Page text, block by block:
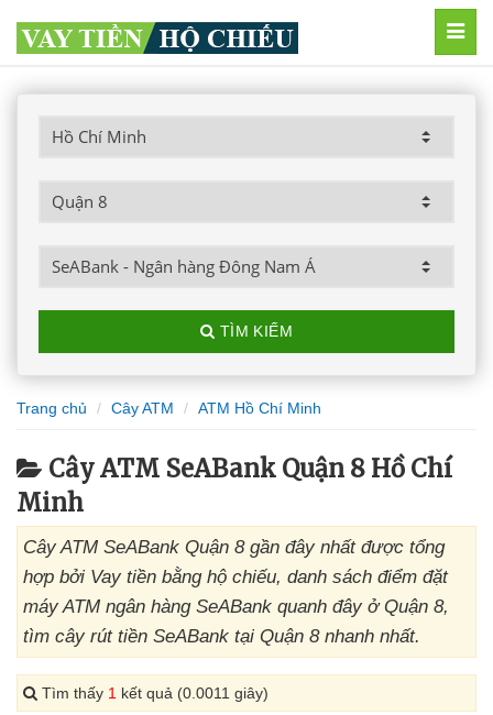
TÌM KIẾM
Trang chủ Cây ATM ATM Hồ Chí Minh
Cây ATM SeABank Quận 8 Hồ Chí
Minh
Cây ATM SeABank Quận 8 gần đây nhất được tổng
hợp bởi Vay tiền bằng hộ chiếu, danh sách điểm đặt
máy ATM ngân hàng SeABank quanh đây ở Quận 8,
tìm cây rút tiền SeABank tại Quận 8 nhanh nhất.
Tìm thấy 1 kết quả (0.0011 giây)